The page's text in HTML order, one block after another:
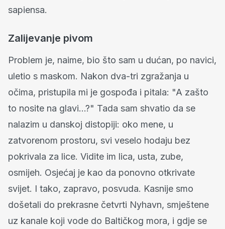
sapiensa.
Zalijevanje pivom
Problem je, naime, bio što sam u dućan, po navici,
uletio s maskom. Nakon dva-tri zgražanja u
očima, pristupila mi je gospođa i pitala: "A zašto
to nosite na glavi...?" Tada sam shvatio da se
nalazim u danskoj distopiji: oko mene, u
zatvorenom prostoru, svi veselo hodaju bez
pokrivala za lice. Vidite im lica, usta, zube,
osmijeh. Osjećaj je kao da ponovno otkrivate
svijet. I tako, zapravo, posvuda. Kasnije smo
došetali do prekrasne četvrti Nyhavn, smještene
uz kanale koji vode do Baltičkog mora, i gdje se